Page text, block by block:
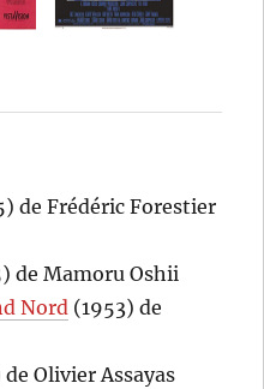
de Frédéric Forestier
de Mamoru Oshii
Nord (1953) de
Olivier Assayas